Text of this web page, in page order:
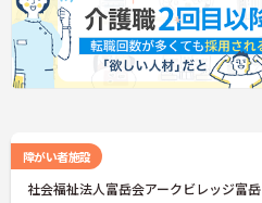
障がい者施設
社会福祉法人富岳会アークビレッジ富岳